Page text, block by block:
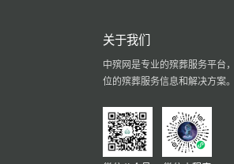
关于我们
中殡网是专业的殡葬服务平台
位的殡葬服务信息和解决方案。